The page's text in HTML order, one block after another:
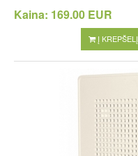
Kaina: 169.00 EUR
Į KREPŠELĮ